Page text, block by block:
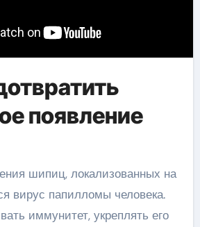
появление
шипиц, локализованных на
вирус папилломы человека.
иммунитет, укреплять его